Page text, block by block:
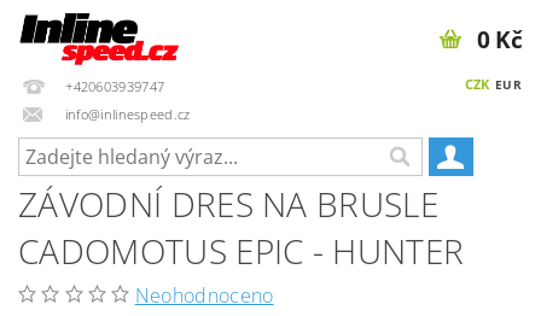
+420603939747
info@inlinespeed.cz
CZK EUR
0 Kč
ZÁVODNÍ DRES NA BRUSLE
CADOMOTUS EPIC - HUNTER
Neohodnoceno